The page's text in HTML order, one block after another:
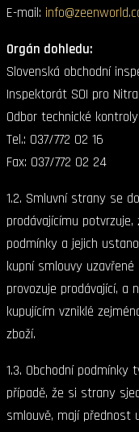
E-mail:
Orgán dohledu:
Slovenská obchodní
Inspektorát SOI pro
Odbor technické
Tel.: 037/772 02 16
Fax: 037/772 02 24
1.2. Smluvní strany se
prodávajícímu
podmínky a jejich
kupní smlouvy
provozuje prodávající, a
kupujícím vzniklé
zboží.
1.3. Obchodní
případě, že si strany
smlouvě, mají přednost